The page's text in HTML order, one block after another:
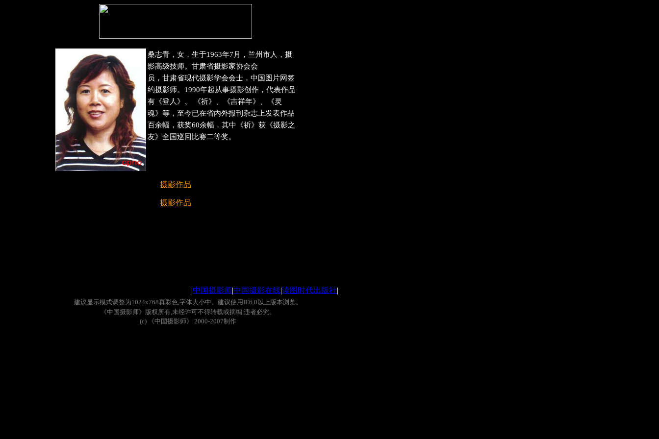
桑志青，女，生于1963年7月，兰州市人，摄
影高级技师。甘肃省摄影家协会会
员，甘肃省现代摄影学会会士，中国图片网签
约摄影师。1990年起从事摄影创作，代表作品
有《登人》、 《祈》、《吉祥年》、《灵
魂》等，至今已在省内外报刊杂志上发表作品
百余幅，获奖60余幅，其中《祈》获《摄影之
友》全国巡回比赛二等奖。
摄影作品
摄影作品
|中国摄影师|中国摄影在线|读图时代出版社|
建议显示模式调整为1024x768真彩色,字体大小中。建议使用IE6.0 以上版本浏览。
《中国摄影师》版权所有,未经许可不得转载或摘编,违者必究。
(c)
《中国摄影师》 2000-2007制作